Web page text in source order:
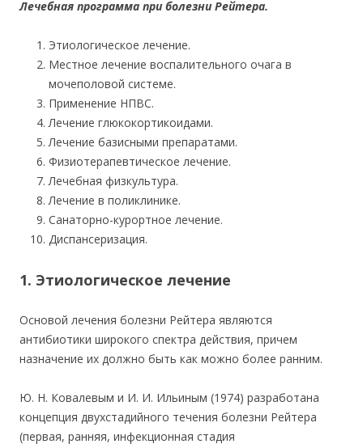
Лечебная программа при болезни Рейтера.
Этиологическое лечение.
Местное лечение воспалительного очага в
мочеполовой системе.
Применение НПВС.
Лечение глюкокортикоидами.
Лечение базисными препаратами.
Физиотерапевтическое лечение.
Лечебная физкультура.
Лечение в поликлинике.
Санаторно-курортное лечение.
Диспансеризация.
1. Этиологическое лечение
Основой лечения болезни Рейтера являются
антибиотики широкого спектра действия, причем
назначение их должно быть как можно более ранним.
Ю. Н. Ковалевым и И. И. Ильиным (1974) разработана
концепция двухстадийного течения болезни Рейтера
(первая, ранняя, инфекционная стадия